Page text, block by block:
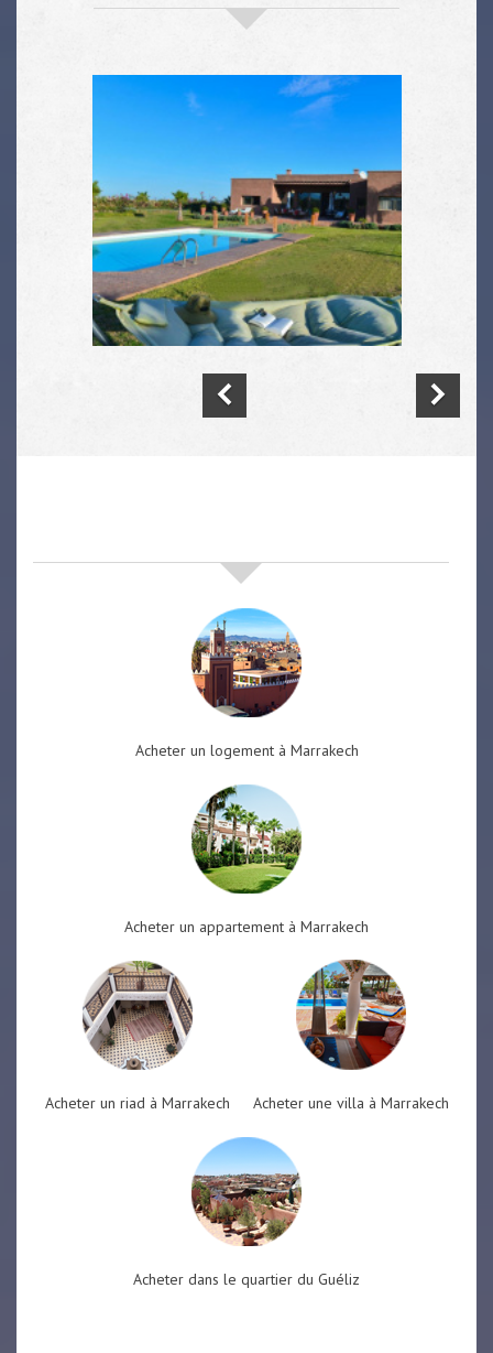
Acheter un logement à Marrakech
Acheter un appartement à Marrakech
Acheter un riad à Marrakech Acheter une villa à Marrakech
Acheter dans le quartier du Guéliz